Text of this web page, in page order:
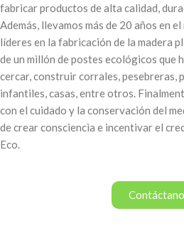
fabricar productos de alta calidad,
Además, llevamos más de 20 años en
líderes en la fabricación de la madera
de un millón de postes ecológicos que
cercar, construir corrales, pesebreras,
infantiles, casas, entre otros.
con el cuidado y la conservación del
de crear consciencia e incentivar el
Eco.